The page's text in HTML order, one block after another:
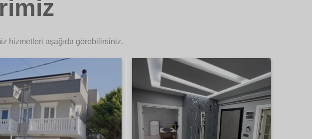
hizmetleri aşağıda görebilirsiniz.